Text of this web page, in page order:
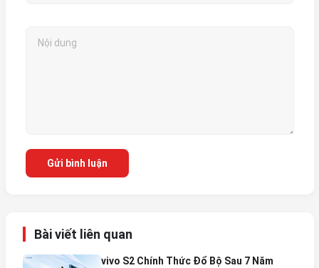
Gửi bình luận
Bài viết liên quan
vivo S2 Chính Thức Đổ Bộ Sau 7 Năm